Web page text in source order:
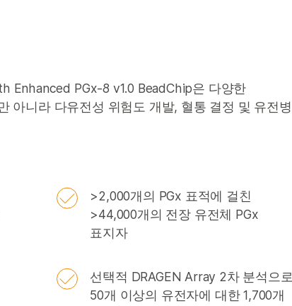
Enhanced PGx-8 v1.0 BeadChip은 다양한
아니라 다유전성 위험도 개발, 혈통 결정 및 유전병
>2,000개의 PGx 표적에 걸친
>44,000개의 전장 유전체 PGx
표지자
선택적 DRAGEN Array 2차 분석으로
50개 이상의 유전자에 대한 1,700개